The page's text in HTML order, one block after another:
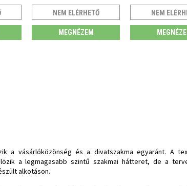
NEM ELÉRHETŐ
MEGNÉZEM
NEM
a vásárlóközönség és a divatszakma egyaránt. A
a legmagasabb szintű szakmai hátteret, de a
alkotáson.